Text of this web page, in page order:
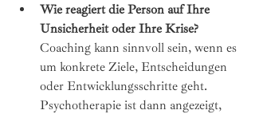
Wie reagiert die Person auf Ihre
Unsicherheit oder Ihre Krise?
Coaching kann sinnvoll sein, wenn es
um konkrete Ziele, Entscheidungen
oder Entwicklungsschritte geht.
Psychotherapie ist dann angezeigt,